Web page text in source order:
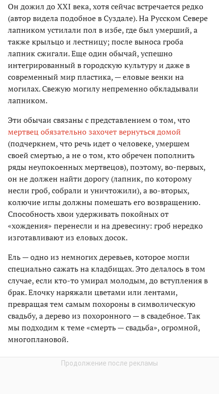
Он дожил до XXI века, хотя сейчас встречается редко
(автор видела подобное в Суздале). На Русском Севере
лапником устилали пол в избе, где был умерший, а
также крыльцо и лестницу; после выноса гроба
лапник сжигали. Еще один обычай, успешно
интегрированный в городскую культуру и даже в
современный мир пластика, — еловые венки на
могилах. Свежую могилу непременно обкладывали
лапником.
Эти обычаи связаны с представлением о том, что
мертвец обязательно захочет вернуться домой
(подчеркнем, что речь идет о человеке, умершем
своей смертью, а не о том, кто обречен пополнить
ряды неупокоенных мертвецов), поэтому, во-первых,
он не должен найти дорогу (лапник, по которому
несли гроб, собрали и уничтожили), а во-вторых,
колючие иглы должны помешать его возвращению.
Способность хвои удерживать покойных от
«хождения» перенесли и на древесину: гроб нередко
изготавливают из еловых досок.
Ель — одно из немногих деревьев, которое могли
специально сажать на кладбищах. Это делалось в том
случае, если кто-то умирал молодым, до вступления в
брак. Елочку наряжали цветами или лентами,
превращая тем самым похороны в символическую
свадьбу, а дерево из похоронного — в свадебное. Так
мы подходим к теме «смерть — свадьба», огромной,
многоплановой.